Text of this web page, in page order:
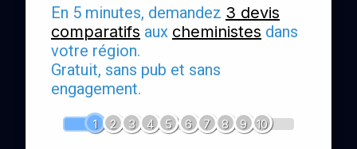
En 5 minutes, demandez 3 devis
comparatifs aux cheministes dans
votre région.
Gratuit, sans pub et sans
engagement.
1 2 3 4 5 6 7 8 9 10